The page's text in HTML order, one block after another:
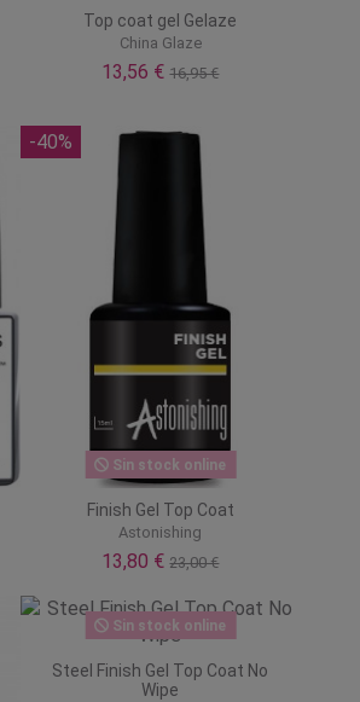
Top coat gel Gelaze
China Glaze
13,56 €16,95 €
-40%
Sin stock online
Finish Gel Top Coat
Astonishing
13,80 €23,00 €
Sin stock online
Steel Finish Gel Top Coat No
Wipe